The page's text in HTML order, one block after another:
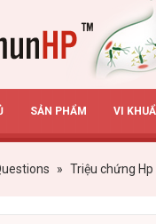
SẢN PHẨM VI
» Triệu chứng